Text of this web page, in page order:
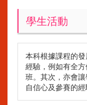
學生活動
本科根據課程的
經驗，例如有全
班。其次，亦會
自信心及參賽的經